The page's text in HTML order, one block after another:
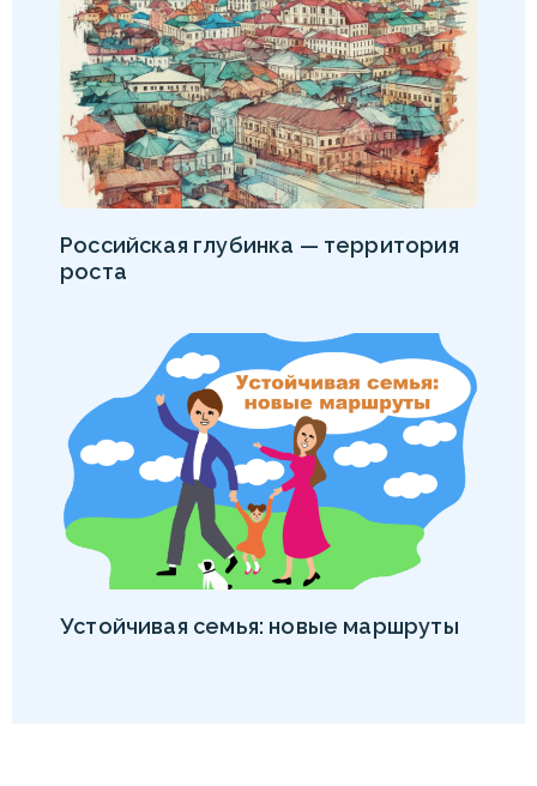
Российская глубинка — территория
роста
Устойчивая семья: новые маршруты